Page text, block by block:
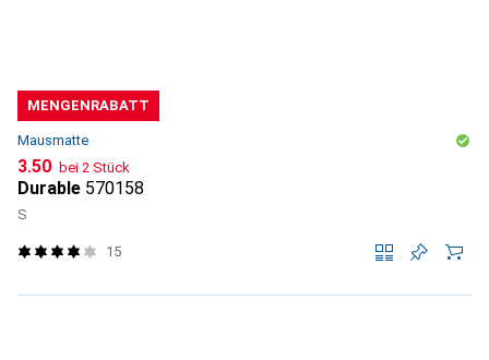
MENGENRABATT
Mausmatte
CHF
3.50 bei 2 Stück
Durable 570158
S
15